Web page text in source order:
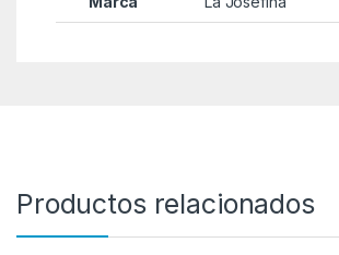
Productos relacionados